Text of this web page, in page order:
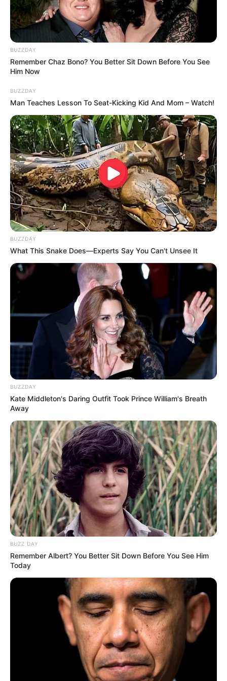
Dibintangi Idol KPop
& Kim Seo Hyung
Serem! 9 Chat Ojek Online &
Pelanggan Ini Bikin Auto
Merinding
Bikin Ngakak, 10 Potret
Cosplay Murah Pakai Bahan
Seadanya
Anti Mainstream, 10 Cara
Membawa Barang Belanjaan
Versi Warga Thailand
BUZZDAY
Remember Chaz Bono? You Better Sit Down Before You See
Him Now
BUZZDAY
Man Teaches Lesson To Seat-Kicking Kid And Mom – Watch!
BUZZDAY
What This Snake Does—Experts Say You Can't Unsee It
BUZZDAY
Kate Middleton's Daring Outfit Took Prince William's Breath
Away
BUZZ DAY
Remember Albert? You Better Sit Down Before You See Him
Today